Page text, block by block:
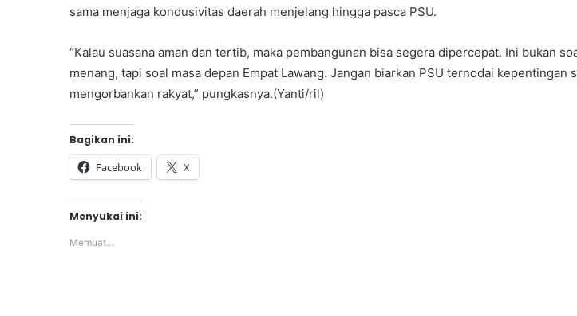
sama menjaga kondusivitas daerah menjelang hingga pasca PSU.
“Kalau suasana aman dan tertib, maka pembangunan bisa segera dipercepat. Ini bukan
menang, tapi soal masa depan Empat Lawang. Jangan biarkan PSU ternodai kepentingan
mengorbankan rakyat,” pungkasnya.(Yanti/ril)
Bagikan ini:
Facebook X
Menyukai ini:
Memuat...